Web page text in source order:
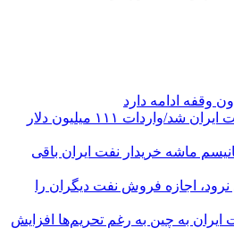
وقفه ادامه دارد
هند دوباره مشتری نفت ایران شد/واردات ۱۱۱ میلیون دلار
ماشه خریدار نفت ایران باقی
اجازه فروش نفت دیگران را
به چین به رغم تحریم‌ها افزایش